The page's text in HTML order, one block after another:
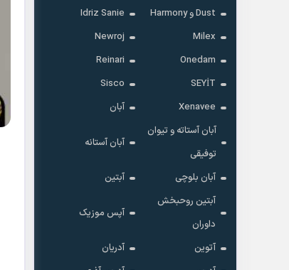
Dust و Harmony
Idriz Sanie
Milex
Newroj
Onedam
Reinari
SEYİT
Sisco
Xenavee
آبان
آبان آستاته و تیوان
توفیقی
آبان آستانه
آبان بلوچی
آبتین
آبتین روحبخش
داوران
آپس موزیک
آتوین
آدریان